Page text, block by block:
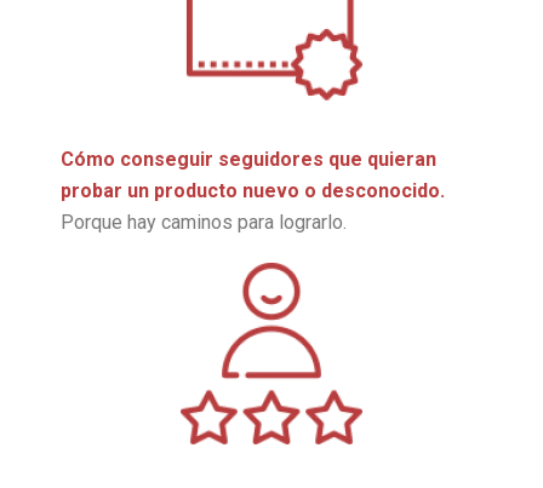
Cómo conseguir seguidores que quieran
probar un producto nuevo o desconocido.
Porque hay caminos para lograrlo.